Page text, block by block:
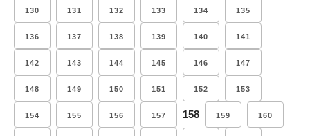
130 131 132 133 134 135
136 137 138 139 140 141
142 143 144 145 146 147
148 149 150 151 152 153
154 155 156 157 158 159 160